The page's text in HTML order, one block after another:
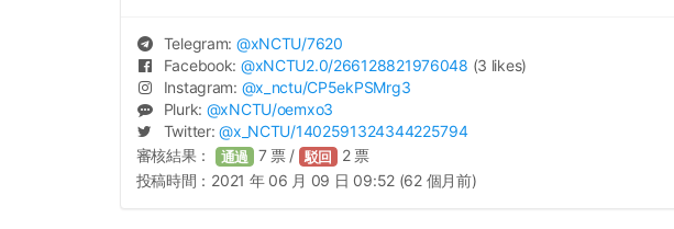
Telegram: @xNCTU/7620
Facebook: @xNCTU2.0/266128821976048 (3 likes)
Instagram: @x_nctu/CP5ekPSMrg3
Plurk: @xNCTU/oemxo3
Twitter:@x_NCTU/1402591324344225794
審核結果： 通過 7票 / 駁回 2票
投稿時間： 2021 年 06 月 09 日 09:52 (62 個月前)